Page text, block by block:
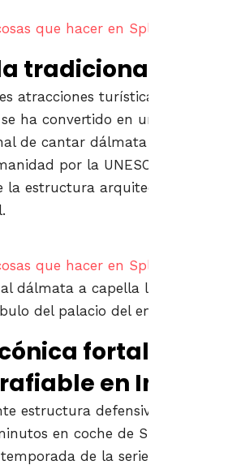
la tradicional
atracciones turísticas
ha convertido en una
de cantar dálmata ha sido
por la UNESCO. La
la estructura arquitectónica del
dálmata a capella llamado
del palacio del emperador
fortaleza de
en
estructura defensiva histórica
en coche de Split.
de la serie de